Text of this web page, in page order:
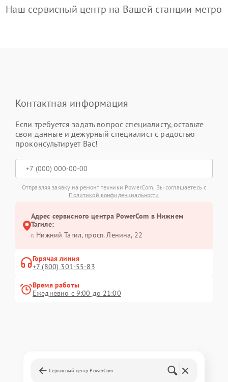
Наш сервисный центр на Вашей станции метро
Контактная информация
Если требуется задать вопрос специалисту, оставьте
свои данные и дежурный специалист с радостью
проконсультирует Вас!
Отправляя заявку на ремонт техники PowerCom, Вы соглашаетесь с
Политикой конфиденциальности
Адрес сервисного центра PowerCom в Нижнем
Тагиле:
г. Нижний Тагил, просп. Ленина, 22
Горячая линия
+7 (800) 301-55-83
Время работы
Ежедневно с 9:00 до 21:00
Сервисный центр PowerCom